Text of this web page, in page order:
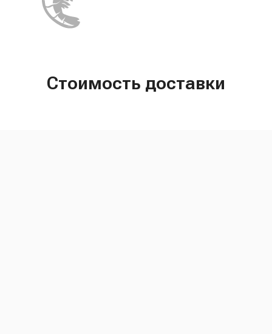
Стоимость доставки